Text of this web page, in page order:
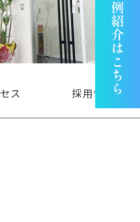
ス 採用情報